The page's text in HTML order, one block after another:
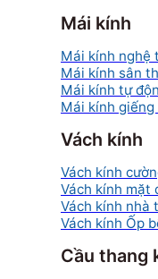
Mái kính
Mái kính nghệ
Mái kính sân
Mái kính tự
Mái kính
Vách kính
Vách kính
Vách kính mặt
Vách kính nhà
Vách kính Ốp
Cầu thang